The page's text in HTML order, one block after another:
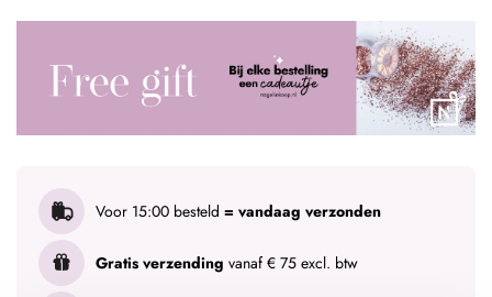
Voor 15:00 besteld = vandaag verzonden
Gratis verzending vanaf € 75 excl. btw